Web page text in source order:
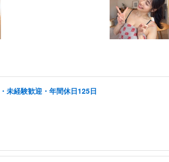
未経験歓迎・年間休日125日